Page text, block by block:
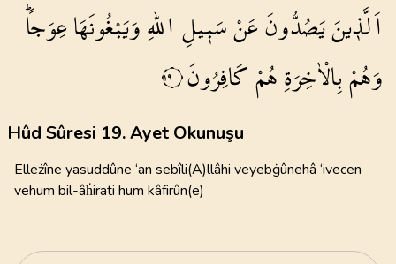
اَلَّذ۪ينَيَصُدُّونَعَنْسَب۪يلِاللّٰهِوَيَبْغُونَهَاعِوَجاًۜ
وَهُمْبِالْاٰخِرَةِهُمْكَافِرُونَ ١٩
Hûd Sûresi 19. Ayet Okunuşu
Elleżîne yasuddûne ‘an sebîli(A)llâhi veyebġûnehâ ‘ivecen
vehum bil-âḣirati hum kâfirûn(e)